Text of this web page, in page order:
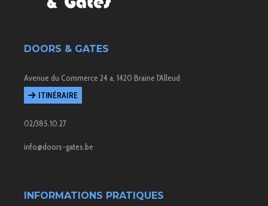
DOORS & GATES
Avenue du Commerce 24 a, 1420 Braine l'Alleud
ITINÉRAIRE
02/385.10.27
info@doors-gates.be
INFORMATIONS PRATIQUES